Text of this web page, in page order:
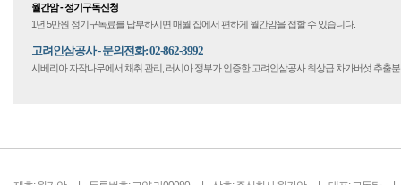
월간암 - 정기구독신청
1년 5만원 정기구독료를 납부하시면 매월 집에서 편하게 월간암을 접할 수 있습니다.
고려인삼공사 - 문의전화: 02-862-3992
시베리아 자작나무에서 채취 관리, 러시아 정부가 인증한 고려인삼공사 최상급 차가버섯 추출